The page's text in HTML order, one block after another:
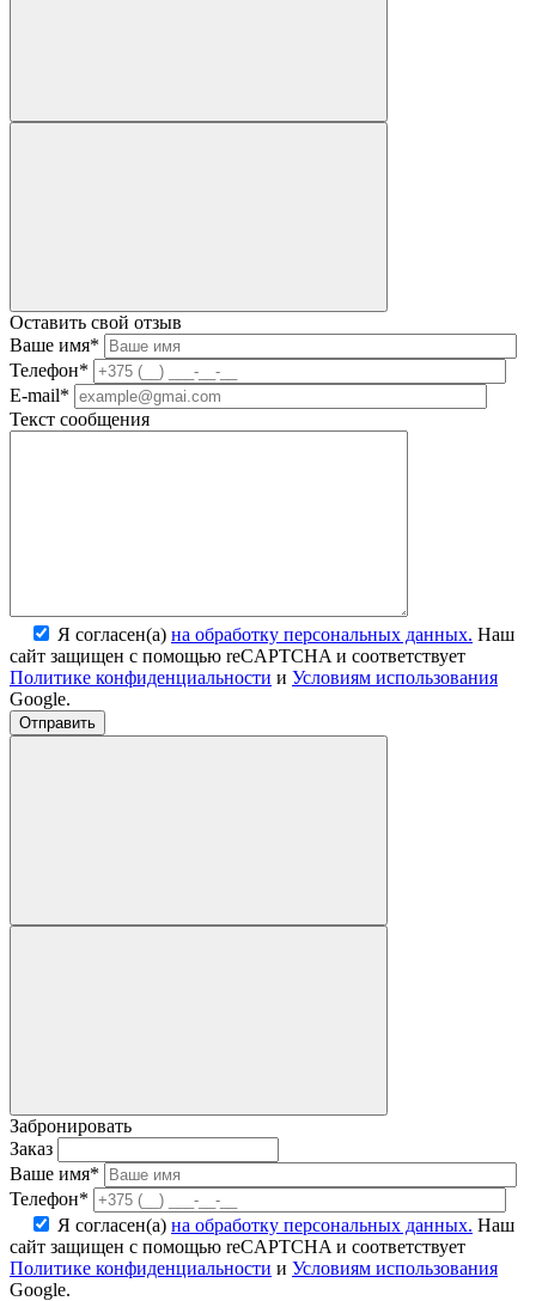
Оставить свой отзыв
Ваше имя*
Телефон*
E-mail*
Текст сообщения
Я согласен(а) на обработку персональных данных. Наш
сайт защищен с помощью reCAPTCHA и соответствует
Политике конфиденциальности и Условиям использования
Google.
Забронировать
Заказ
Ваше имя*
Телефон*
Я согласен(а) на обработку персональных данных. Наш
сайт защищен с помощью reCAPTCHA и соответствует
Политике конфиденциальности и Условиям использования
Google.